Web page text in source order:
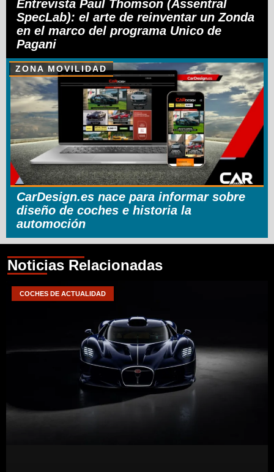
Entrevista Paul Thomson (Assentral
SpecLab): el arte de reinventar un Zonda
en el marco del programa Unico de
Pagani
ZONA MOVILIDAD
CarDesign.es nace para informar sobre
diseño de coches e historia la
automoción
Noticias Relacionadas
COCHES DE ACTUALIDAD